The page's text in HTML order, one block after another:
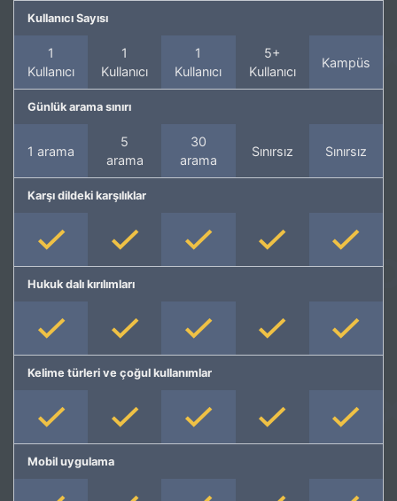
Kullanıcı Sayısı
1
Kullanıcı
1
Kullanıcı
1
Kullanıcı
5+
Kullanıcı
Kampüs
Günlük arama sınırı
1 arama
5
arama
30
arama
Sınırsız Sınırsız
Karşı dildeki karşılıklar
Hukuk dalı kırılımları
Kelime türleri ve çoğul kullanımlar
Mobil uygulama